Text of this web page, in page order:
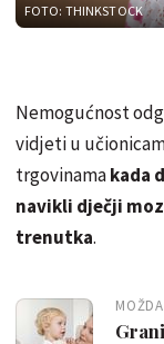
FOTO: THINKSTOCK
Nemogućnost
vidjeti u
trgovinamakada
navikli dječji
trenutka.